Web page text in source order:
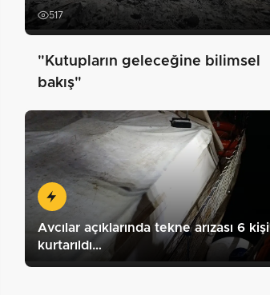
517
"Kutupların geleceğine bilimsel
bakış"
Avcılar açıklarında tekne arızası 6 kişi
kurtarıldı…